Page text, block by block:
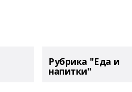
Рубрика "Еда и
напитки"